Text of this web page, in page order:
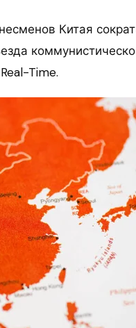
Китая
Time.